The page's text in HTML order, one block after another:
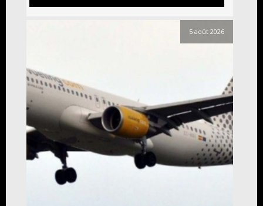
5 août 2026